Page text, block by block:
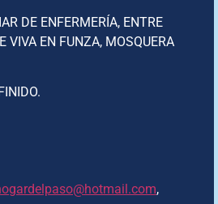
DE ENFERMERÍA, ENTRE
VIVA EN FUNZA, MOSQUERA
,